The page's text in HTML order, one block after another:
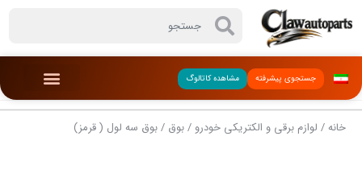
جستجوی پیشرفته مشاهده کاتالوگ
خانه/ لوازم برقی و الکتریکی خودرو /بوق / بوق سه لول ( قرمز)